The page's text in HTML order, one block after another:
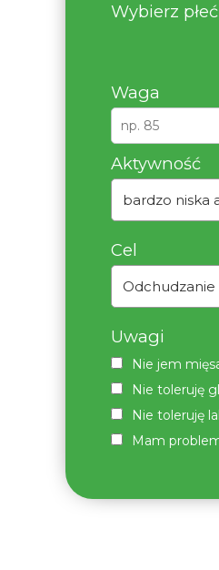
Wybierz płeć
Waga
Aktywność
bardzo niska
Cel
Odchudzanie
Uwagi
Nie jem
Nie toleruję
Nie toleruję
Mam